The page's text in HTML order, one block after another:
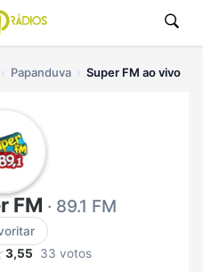
Papanduva Super FM ao vivo
FM · 89.1 FM
3,55
33 votos